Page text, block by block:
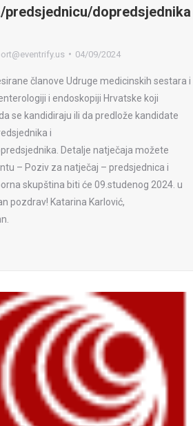
predsjednicu/dopredsjednika
04/09/2024
članove Udruge medicinskih sestara i
i endoskopiji Hrvatske koji
se kandidiraju ili da predlože kandidate
i
Detalje natječaja možete
– Poziv za natječaj – predsjednica i
skupština biti će 09.studenog 2024. u
pozdrav! Katarina Karlović,